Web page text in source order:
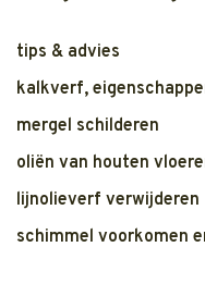
tips & advies
kalkverf,
mergel schilderen
oliën van houten
lijnolieverf verwijderen
schimmel voorkomen